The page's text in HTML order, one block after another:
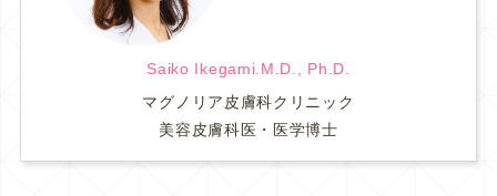
Saiko Ikegami.M.D., Ph.D.
マグノリア皮膚科クリニック
美容皮膚科医・医学博士